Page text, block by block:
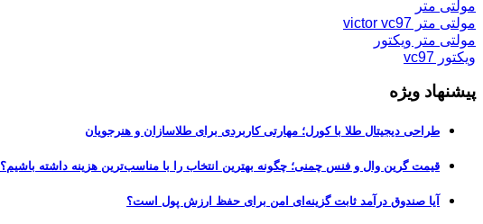
مولتی متر
مولتی متر victor vc97
مولتی متر ویکتور
ویکتور vc97
پیشنهاد ویژه
طراحی دیجیتال طلا با کورل؛ مهارتی کاربردی برای طلاسازان و هنرجویان
قیمت گرین وال و فنس چمنی؛ چگونه بهترین انتخاب را با مناسب‌ترین هزینه داشته باشیم؟
آیا صندوق درآمد ثابت گزینه‌ای امن برای حفظ ارزش پول است؟